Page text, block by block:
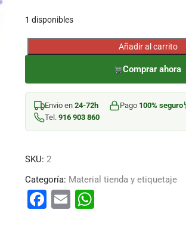
1 disponibles
CESTO
cantidad
Añadir al carrito
Comprar ahora
Envio en 24-72h Pago 100% seguro
Tel. 916 903 860
SKU: 2
Categoría: Material tienda y etiquetaje
F
E